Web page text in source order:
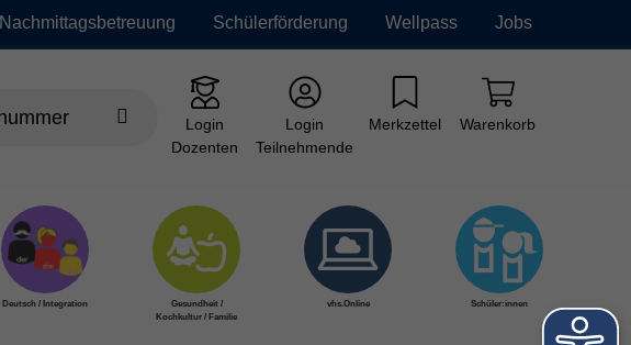
Nachmittagsbetreuung Schülerförderung Wellpass Jobs
Login
Dozenten
Login
Teilnehmende
Merkzettel Warenkorb
Deutsch / Integration
Gesundheit /
Kochkultur / Familie
vhs.Online Schüler:innen